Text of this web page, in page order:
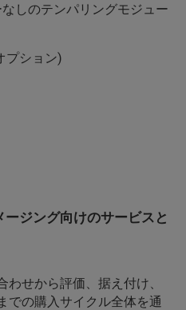
しのテンパリングモジュー
プション)
ジング向けのサービスと
せから評価、据え付け、
での購入サイクル全体を通